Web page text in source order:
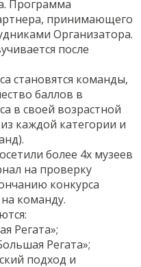
Программа
принимающего
Организатора.
после
команды,
баллов в
в своей возрастной
каждой категории и
более 4х музеев
на проверку
конкурса
команду.
Регата»;
Регата»;
подход и